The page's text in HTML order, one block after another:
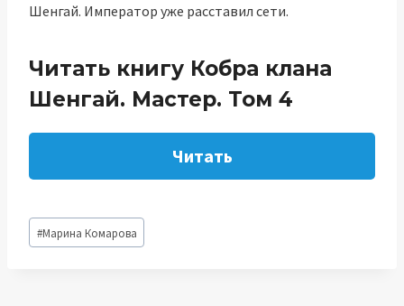
Шенгай. Император уже расставил сети.
Читать книгу Кобра клана
Шенгай. Мастер. Том 4
Читать
Метки
записи:
#Марина Комарова